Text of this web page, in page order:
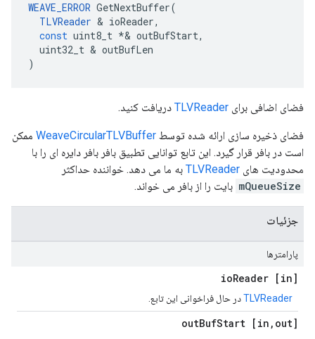
WEAVE_ERROR GetNextBuffer(
TLVReader & ioReader,
const uint8_t *& outBufStart,
uint32_t & outBufLen
)
فضای اضافی برای TLVReader دریافت کنید.
فضای ذخیره سازی ارائه شده توسط WeaveCircularTLVBuffer ممکن
است در بافر قرار گیرد. این تابع توانایی تطبیق بافر بافر دایره ای را با
محدودیت های TLVReader به ما می دهد. خواننده حداکثر
mQueueSize بایت را از بافر می خواند.
جزئیات
پارامترها
[in] io
Reader
TLVReaderدر حال فراخوانی این تابع.
[in
, out] out
BufStart